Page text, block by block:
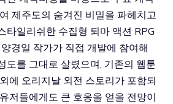
제주도의 숨겨진 비밀을 파헤치고
타일리쉬한 수집형 퇴마 액션 RPG
경일 작가가 직접 개발에 참여해
도를 그대로 살렸으며, 기존의 웹툰
에 오리지날 외전 스토리가 포함되
저들에게도 큰 호응을 얻을 전망이